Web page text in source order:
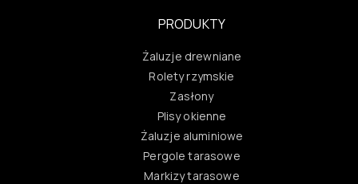
PRODUKTY
Żaluzje drewniane
Rolety rzymskie
Zasłony
Plisy okienne
Żaluzje aluminiowe
Pergole tarasowe
Markizy tarasowe